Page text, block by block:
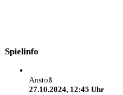
Spielinfo
Anstoß
27.10.2024, 12:45 Uhr